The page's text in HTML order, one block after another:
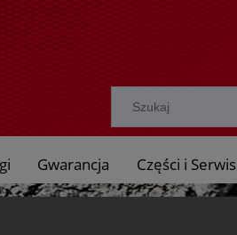
Gwarancja Części i Serwis